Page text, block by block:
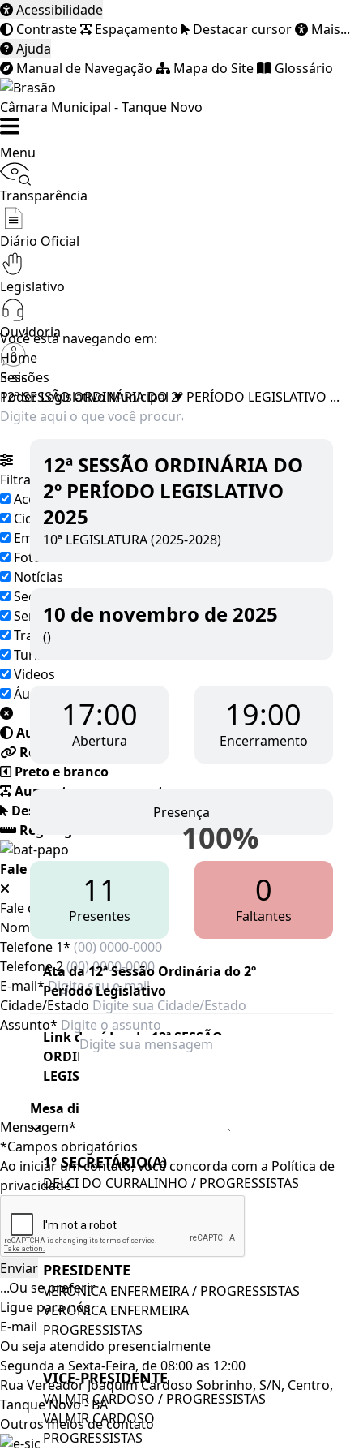
Acessibilidade
Contraste
Espaçamento Destacar cursor
Mais...
Ajuda
Manual de Navegação
Mapa do Site Glossário
Câmara Municipal - Tanque Novo
Menu
Transparência
Diário Oficial
Legislativo
Ouvidoria
E-sic
Poder Legislativo Municipal▼
Filtrar por todos
Acesso à Informação
Cidadão
Empresas
Fotos
Notícias
Secretarias
Servidor
Transparência
Turistas
Videos
Áudios
Auto contraste
Realçar links
Preto e branco
Aumentar espaçamento
Destacando cursor
Regua guia
Fale conosco
Fale conosco
Nome*
Telefone 1*
Telefone 2
E-mail*
Cidade/Estado
Assunto*
Mensagem*
*Campos obrigatórios
Ao iniciar um contato, você concorda com a Política de
privacidade
...Ou se preferir
Ligue para nós
E-mail
Ou seja atendido presencialmente
Segunda a Sexta-Feira, de 08:00 as 12:00
Rua Vereador Joaquim Cardoso Sobrinho, S/N, Centro,
Tanque Novo - BA
Outros meios de contato
Você está navegando em:
Home
Sessões
12ª SESSÃO ORDINÁRIA DO 2º PERÍODO LEGISLATIVO ...
12ª SESSÃO ORDINÁRIA DO
2º PERÍODO LEGISLATIVO
2025
10ª LEGISLATURA (2025-2028)
10 de novembro de 2025
()
100%
Presença
17:00
Abertura
19:00
Encerramento
11
Presentes
0
Faltantes
Ata da 12ª Sessão Ordinária do 2º
Período Legislativo
Link do vídeo da 12ª SESSÃO
ORDINÁRIA DO 2º PERÍODO
LEGISLATIVO 2025
Mesa diretora
1º SECRETÁRIO(A)
DELCI DO CURRALINHO / PROGRESSISTAS
PROGRESSISTAS
PRESIDENTE
VERONICA ENFERMEIRA / PROGRESSISTAS
VERONICA ENFERMEIRA
PROGRESSISTAS
VICE-PRESIDENTE
VALMIR CARDOSO / PROGRESSISTAS
VALMIR CARDOSO
PROGRESSISTAS